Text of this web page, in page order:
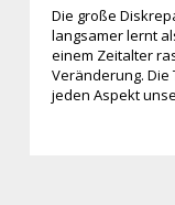
Die große
langsamer lernt
einem Zeitalter
Veränderung.
jeden Aspekt